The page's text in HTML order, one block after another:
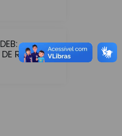
R...